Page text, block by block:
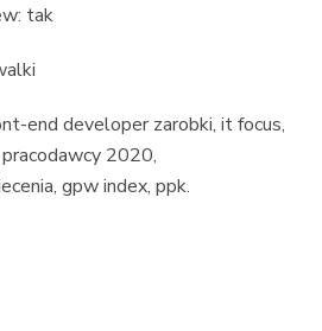
tak
end developer zarobki, it focus,
2020,
gpw index, ppk.